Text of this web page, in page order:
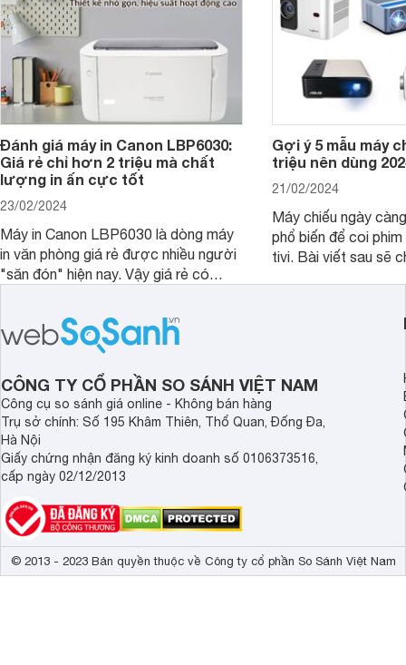
Đánh giá máy in Canon LBP6030:
Giá rẻ chỉ hơn 2 triệu mà chất
lượng in ấn cực tốt
23/02/2024
Máy in Canon LBP6030 là dòng máy
in văn phòng giá rẻ được nhiều người
"săn đón" hiện nay. Vậy giá rẻ có
không, bài viết đánh giá máy in Canon
LBP6030 dưới đây sẽ giúp bạn hiểu
Gợi ý 5 mẫu máy
triệu nên dùng
21/02/2024
Máy chiếu ngày
phổ biến để coi
tivi. Bài viết sau sẽ chia sẻ cho bạn 5
CÔNG TY CỔ PHẦN SO SÁNH VIỆT NAM
Công cụ so sánh giá online - Không bán hàng
Trụ sở chính: Số 195 Khâm Thiên, Thổ Quan, Đống Đa,
Hà Nội
Giấy chứng nhận đăng ký kinh doanh số 0106373516,
cấp ngày 02/12/2013
© 2013 - 2023 Bản quyền thuộc về Công ty cổ phần So Sánh Việt Nam